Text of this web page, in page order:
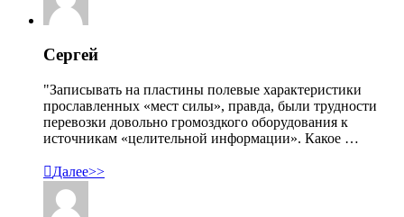
Сергей
"Записывать на пластины полевые характеристики
прославленных «мест силы», правда, были трудности
перевозки довольно громоздкого оборудования к
источникам «целительной информации». Какое …
Далее>>